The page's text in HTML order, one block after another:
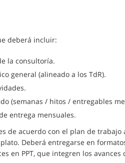
deberá incluir:
la consultoría.
general (alineado a los TdR).
(semanas / hitos / entregables
entrega mensuales.
de acuerdo con el plan de
Deberá entregarse en
en PPT, que integren los